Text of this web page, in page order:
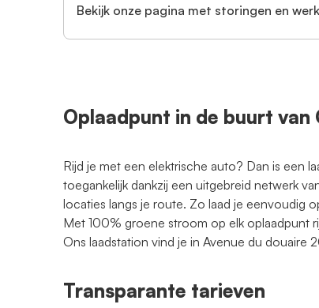
Bekijk onze pagina met storingen en
Oplaadpunt in de buurt van
Rijd je met een elektrische auto? Dan is een
toegankelijk dankzij een uitgebreid netwerk
locaties langs je route. Zo laad je eenvoudig
Met 100% groene stroom op elk oplaadpunt
Ons laadstation vind je in Avenue du douaire
Transparante tarieven